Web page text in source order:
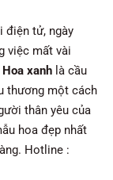
điện tử, ngày
việc mất vài
xanh là cầu
thương một cách
thân yêu của
hoa đẹp nhất
Hotline :